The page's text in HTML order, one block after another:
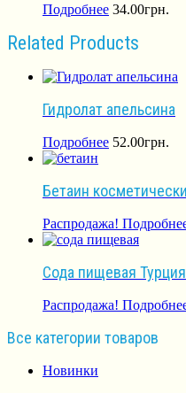
Подробнее 34.00грн.
Related Products
Гидролат апельсина
Подробнее 52.00грн.
Бетаин
Распродажа!
Сода пищевая Турция
Распродажа!
Все категории товаров
Новинки